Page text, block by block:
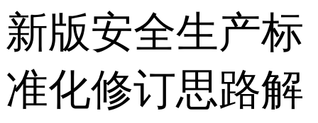
新版安全生产标
准化修订思路解